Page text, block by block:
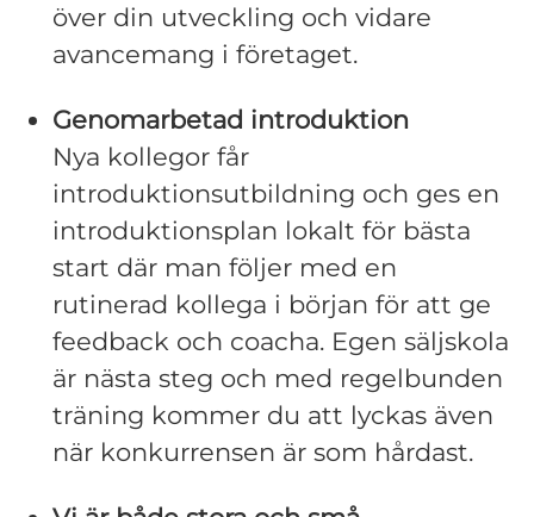
över din utveckling och vidare
avancemang i företaget.
Genomarbetad introduktion
Nya kollegor får
introduktionsutbildning och ges en
introduktionsplan lokalt för bästa
start där man följer med en
rutinerad kollega i början för att ge
feedback och coacha. Egen säljskola
är nästa steg och med regelbunden
träning kommer du att lyckas även
när konkurrensen är som hårdast.